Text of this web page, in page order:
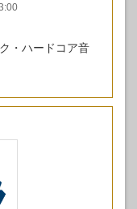
・ハードコア音